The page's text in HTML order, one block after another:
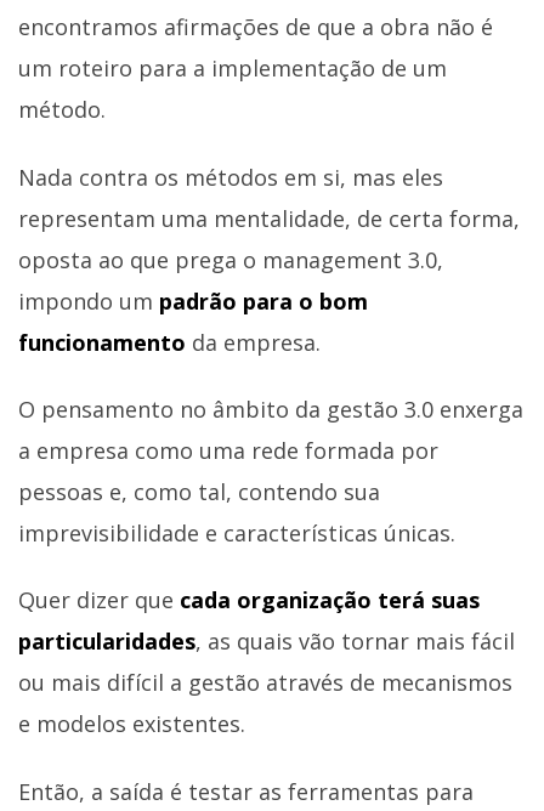
encontramos afirmações de que a obra não é
um roteiro para a implementação de um
método.
Nada contra os métodos em si, mas eles
representam uma mentalidade, de certa forma,
oposta ao que prega o management 3.0,
impondo um padrão para o bom
funcionamento da empresa.
O pensamento no âmbito da gestão 3.0 enxerga
a empresa como uma rede formada por
pessoas e, como tal, contendo sua
imprevisibilidade e características únicas.
Quer dizer que cada organização terá suas
particularidades, as quais vão tornar mais fácil
ou mais difícil a gestão através de mecanismos
e modelos existentes.
Então, a saída é testar as ferramentas para